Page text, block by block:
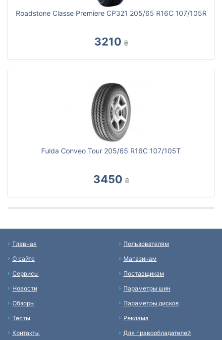
Roadstone Classe Premiere CP321 205/65 R16C 107/105R
3210 ₴
Fulda Conveo Tour 205/65 R16C 107/105T
3450 ₴
Главная
О сайте
Сервисы
Новости
Обзоры
Тесты
Контакты
Пользователям
Магазинам
Поставщикам
Параметры шин
Параметры дисков
Реклама
Для правообладателей